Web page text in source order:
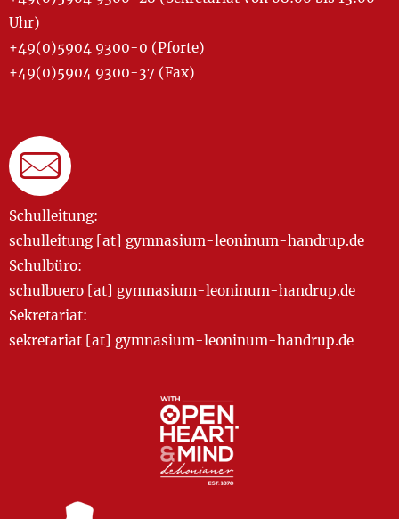
Uhr)
+49(0)5904 9300-0 (Pforte)
+49(0)5904 9300-37 (Fax)
Schulleitung:
schulleitung [at] gymnasium-leoninum-handrup.de
Schulbüro:
schulbuero [at] gymnasium-leoninum-handrup.de
Sekretariat:
sekretariat [at] gymnasium-leoninum-handrup.de